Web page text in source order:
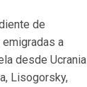
de
a
desde Ucrania
Lisogorsky,